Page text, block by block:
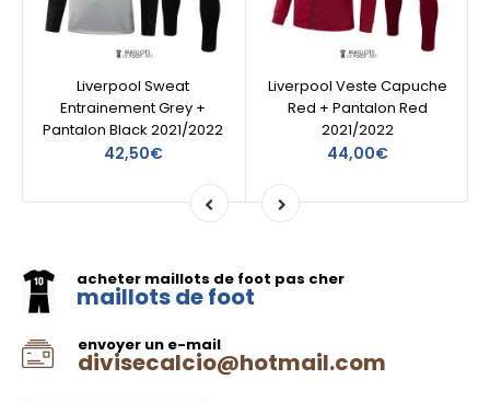
Liverpool Sweat
Entrainement Grey +
Pantalon Black 2021/2022
42,50€
Liverpool Veste Capuche
Red + Pantalon Red
2021/2022
44,00€
acheter maillots de foot pas cher
maillots de foot
envoyer un e-mail
divisecalcio@hotmail.com